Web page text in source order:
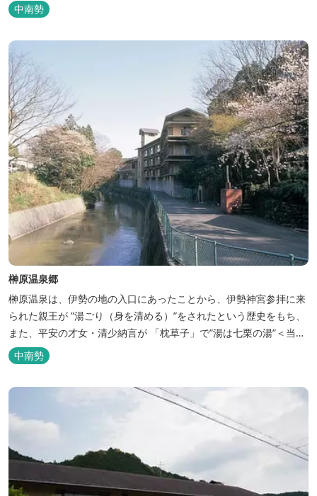
楽しめます。お料理にも温泉を用いた温泉野菜蒸しの他美と健康を
テーマとしたふるさと会席をご用意しています。
中南勢
榊原温泉郷
榊原温泉は、伊勢の地の入口にあったことから、伊勢神宮参拝に来
られた親王が ”湯ごり（身を清める）”をされたという歴史をもち、
また、平安の才女・清少納言が 「枕草子」で”湯は七栗の湯”＜当時
の呼び名＞と称えており、 出雲の神を温泉の守り神として祀ってい
ることもあって、恋の和歌も多く残っています。 このように、宮中
や神宮にゆかりも深く、つるつるスベスベの肌ざわりの良い泉質は
中南勢